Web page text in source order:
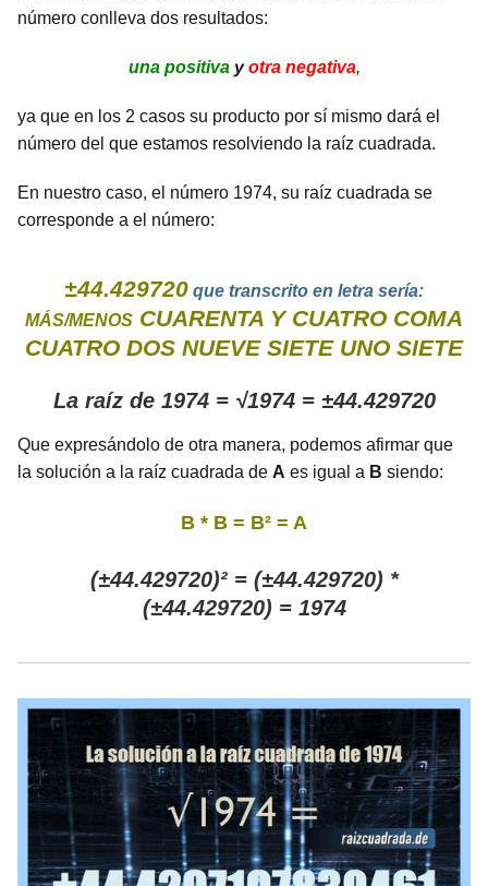
número conlleva dos resultados:
una positivayotra negativa,
ya que en los 2 casos su producto por sí mismo dará el
número del que estamos resolviendo la raíz cuadrada.
En nuestro caso, el número 1974, su raíz cuadrada se
corresponde a el número:
±44.429720 que transcrito en letra sería:
MÁS/MENOS CUARENTA Y CUATRO COMA
CUATRO DOS NUEVE SIETE UNO SIETE
La raíz de 1974 = √1974 = ±44.429720
Que expresándolo de otra manera, podemos afirmar que
la solución a la raíz cuadrada de A es igual a B siendo:
B * B = B² = A
(±44.429720)² = (±44.429720) *
(±44.429720) = 1974